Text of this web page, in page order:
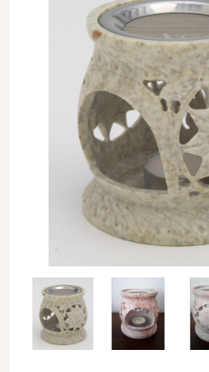
Kadzielnica domowa -